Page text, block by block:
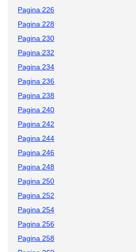
Pagina 226
Pagina 228
Pagina 230
Pagina 232
Pagina 234
Pagina 236
Pagina 238
Pagina 240
Pagina 242
Pagina 244
Pagina 246
Pagina 248
Pagina 250
Pagina 252
Pagina 254
Pagina 256
Pagina 258